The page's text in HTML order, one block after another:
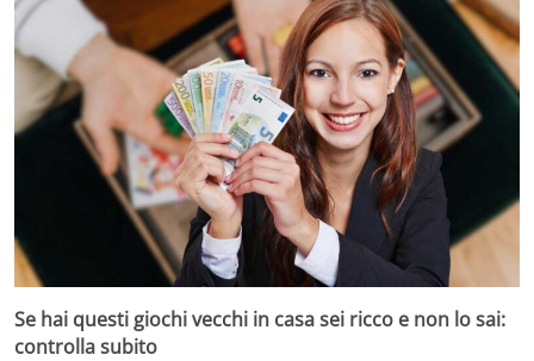
Se hai questi giochi vecchi in casa sei ricco e non lo sai:
controlla subito